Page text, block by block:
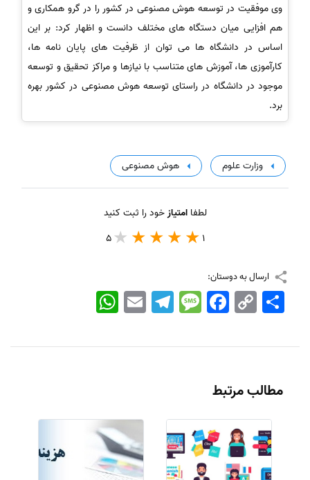
وی موفقیت در توسعه هوش مصنوعی در کشور را در گرو همکاری و
هم افزایی میان دستگاه های مختلف دانست و اظهار کرد: بر این
اساس در دانشگاه ها می توان از ظرفیت های پایان نامه ها،
کارآموزی ها، آموزش های متناسب با نیازها و مراکز تحقیق و توسعه
موجود در دانشگاه در راستای توسعه هوش مصنوعی در کشور بهره
برد.
وزارت علوم هوش مصنوعی
لطفاامتیازخود را ثبت کنید
1
5
ارسال به دوستان:
WhatsApp EmailTelegramMessageFacebook Copy
Link
اشتراک
مطالب مرتبط